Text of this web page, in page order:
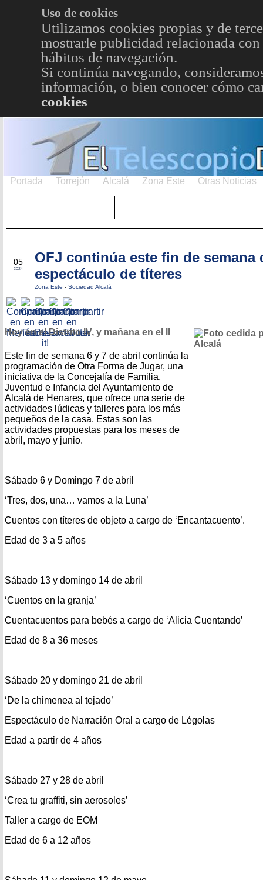
Uso de cookies
Utilizamos cookies propias y de
mostrarle publicidad relacionada
hábitos de navegación.
Si continúa navegando,
información, o bien conocer cómo
cookies
Portada Torrejón Alcalá Zona Este Otras Noticias
05
2024
OFJ continúa este fin de semana
espectáculo de títeres
Zona Este - Sociedad Alcalá
Hoy en el Distrito IV, y mañana en el II
Este fin de semana 6 y 7 de abril continúa la
programación de Otra Forma de Jugar, una
iniciativa de la Concejalía de Familia,
Juventud e Infancia del Ayuntamiento de
Alcalá de Henares, que ofrece una serie de
actividades lúdicas y talleres para los más
pequeños de la casa. Estas son las
actividades propuestas para los meses de
abril, mayo y junio.
Sábado 6 y Domingo 7 de abril
‘Tres, dos, una… vamos a la Luna’
Cuentos con títeres de objeto a cargo de ‘Encantacuento’.
Edad de 3 a 5 años
Sábado 13 y domingo 14 de abril
‘Cuentos en la granja’
Cuentacuentos para bebés a cargo de ‘Alicia Cuentando’
Edad de 8 a 36 meses
Sábado 20 y domingo 21 de abril
‘De la chimenea al tejado’
Espectáculo de Narración Oral a cargo de Légolas
Edad a partir de 4 años
Sábado 27 y 28 de abril
‘Crea tu graffiti, sin aerosoles’
Taller a cargo de EOM
Edad de 6 a 12 años